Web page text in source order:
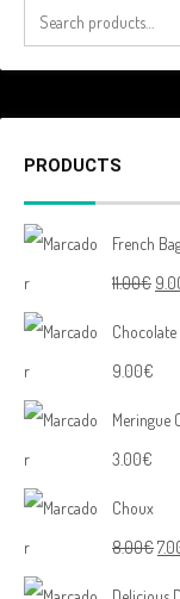
PRODUCTS
French
11.00€
9.00€
Meringue
3.00€
Choux
8.00€